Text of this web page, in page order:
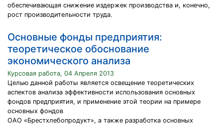
обеспечивающая снижение издержек производства и, конечно,
рост производительности труда.
Основные фонды предприятия:
теоретическое обоснование
экономического анализа
Курсовая работа, 04 Апреля 2013
Целью данной работы является освещение теоретических
аспектов анализа эффективности использования основных
фондов предприятия, и применение этой теории на примере
основных фондов
ОАО «Брестхлебопродукт», а также разработка основных